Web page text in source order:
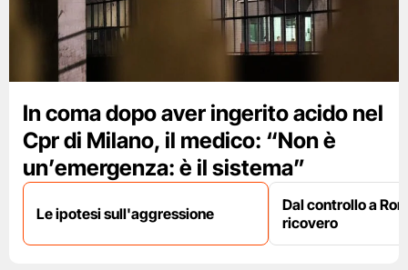
In coma dopo aver ingerito acido nel
Cpr di Milano, il medico: “Non è
un’emergenza: è il sistema”
Le ipotesi sull'aggressione
Dal controllo a
ricovero